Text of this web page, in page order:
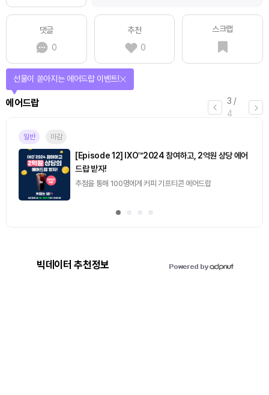
댓글
0
추천
0
스크랩
3 /
4
에어드랍
선물이 쏟아지는 에어드랍 이벤트!
일반 마감
[Episode 12] IXO™2024 참여하고, 2억원 상당 에어
드랍 받자!
추첨을 통해 100명에게 커피 기프티콘 에어드랍
빅데이터 추천정보